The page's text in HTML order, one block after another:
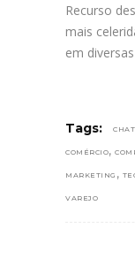
Recurso
mais
em
Tags:
COMÉRCIO,
MARKETING ,
VAREJO